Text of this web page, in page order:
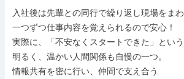
入社後は先輩との同行で繰り返し現場をまわ
一つずつ仕事内容を覚えられるので安心！
実際に、「不安なくスタートできた」という
明るく、温かい人間関係も自慢の一つ。
情報共有を密に行い、仲間で支え合う